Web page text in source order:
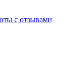
с отзывами